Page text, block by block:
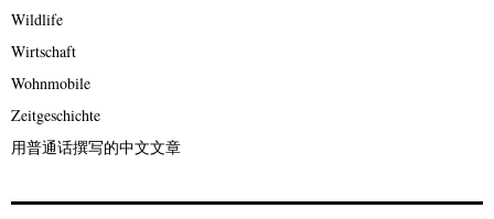
Wildlife
Wirtschaft
Wohnmobile
Zeitgeschichte
用普通话撰写的中文文章